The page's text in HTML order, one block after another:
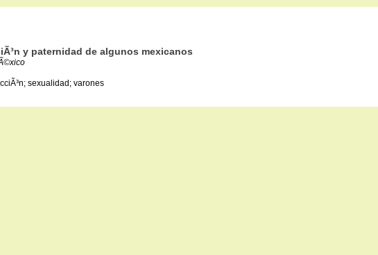
y paternidad de algunos mexicanos
sexualidad; varones